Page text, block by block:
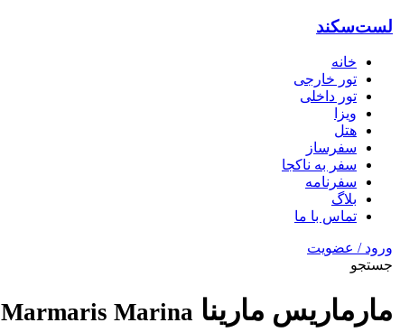
لست‌سکند
خانه
تور خارجی
تور داخلی
ویزا
هتل‌
سفرساز
سفر به ناکجا
سفرنامه
بلاگ
تماس با ما
ورود / عضویت
جستجو
مارماریس مارینا Marmaris Marina